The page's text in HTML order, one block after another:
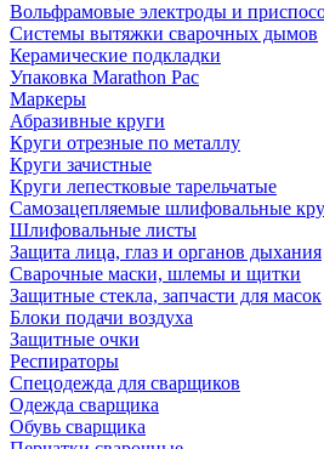
Вольфрамовые электроды и
Системы вытяжки сварочных дымов
Керамические подкладки
Упаковка Marathon Pac
Маркеры
Абразивные круги
Круги отрезные по металлу
Круги зачистные
Круги лепестковые тарельчатые
Самозацепляемые шлифовальные
Шлифовальные листы
Защита лица, глаз и органов дыхания
Сварочные маски, шлемы и щитки
Защитные стекла, запчасти для масок
Блоки подачи воздуха
Защитные очки
Респираторы
Спецодежда для сварщиков
Одежда сварщика
Обувь сварщика